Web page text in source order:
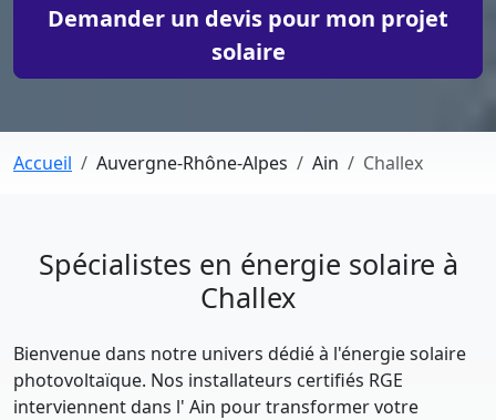
Demander un devis pour mon projet
solaire
Accueil Auvergne-Rhône-Alpes Ain Challex
Spécialistes en énergie solaire à
Challex
Bienvenue dans notre univers dédié à l'énergie solaire
photovoltaïque. Nos installateurs certifiés RGE
interviennent dans l' Ain pour transformer votre